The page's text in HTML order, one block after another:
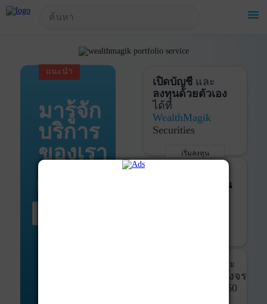
menu
แนะนำ
มารู้จัก
บริการ
ของเรา
เปิดบัญชีและ
ลงทุนด้วยตัวเอง
ได้ที่
WealthMagik
Securities
เริ่มลงทุน
ติดตามการลงทุน
และ
ที่ครบวงจร
360
!-- Start Advertise -->